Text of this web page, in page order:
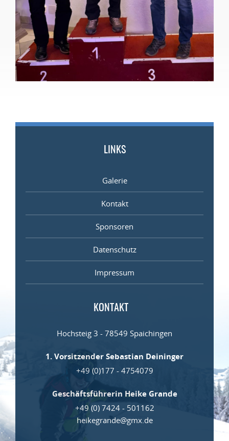
LINKS
Galerie
Kontakt
Sponsoren
Datenschutz
Impressum
KONTAKT
Hochsteig 3 - 78549 Spaichingen
1. VorsitzenderSebastian Deininger
+49 (0)177 - 4754079
Geschäftsführerin Heike Grande
+49 (0) 7424 - 501162
heikegrande@gmx.de